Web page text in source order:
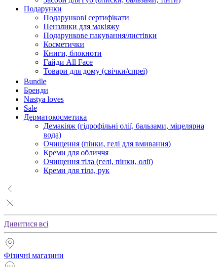
Подарунки
Подарункові сертифікати
Пензлики для макіяжу
Подарункове пакування/листівки
Косметички
Книги, блокноти
Гайди All Face
Товари для дому (свічки/спреї)
Bundle
Бренди
Nastya loves
Sale
Дерматокосметика
Демакіяж (гідрофільні олії, бальзами, міцелярна
вода)
Очищення (пінки, гелі для вмивання)
Креми для обличчя
Очищення тіла (гелі, пінки, олії)
Креми для тіла, рук
Дивитися всі
Фізичні магазини